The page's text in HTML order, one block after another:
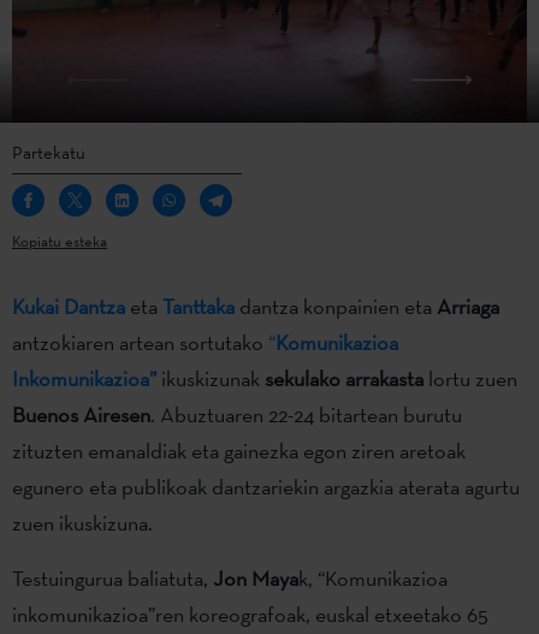
Partekatu
Kopiatu esteka
Kukai Dantza eta Tanttaka dantza konpainien eta Arriaga
antzokiaren artean sortutako “Komunikazioa
Inkomunikazioa” ikuskizunak sekulako arrakasta lortu zuen
Buenos Airesen. Abuztuaren 22-24 bitartean burutu
zituzten emanaldiak eta gainezka egon ziren aretoak
egunero eta publikoak dantzariekin argazkia aterata agurtu
zuen ikuskizuna.
Testuingurua baliatuta, Jon Mayak, “Komunikazioa
inkomunikazioa”ren koreografoak, euskal etxeetako 65